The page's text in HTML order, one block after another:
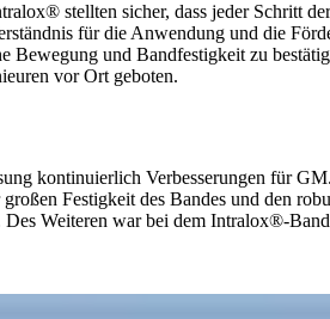
stellten sicher, dass jeder Schritt
für die Anwendung und die
Bewegung und Bandfestigkeit zu
vor Ort geboten.
kontinuierlich Verbesserungen für
Festigkeit des Bandes und den
Weiteren war bei dem Intralox®-